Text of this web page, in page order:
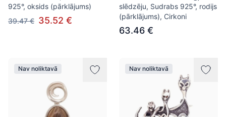
925°, oksids (pārklājums)
39.47 € 35.52 €
slēdzēju, Sudrabs 925°, rodijs
(pārklājums), Cirkoni
63.46 €
Nav noliktavā Nav noliktavā